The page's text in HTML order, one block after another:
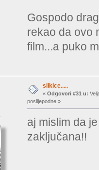
Gospodo
rekao da ovo
film...a puko
slikice.....
« Odgovori #31 u:
poslijepodne »
aj mislim da
zaključana!!